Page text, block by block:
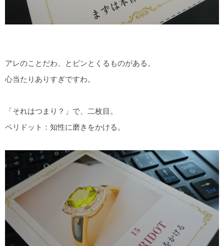
アレのことだわ、とピンとくるものがある。
心当たりありすぎですわ。
「それはつまり？」で、二枚目。
ペリドット：知性に磨きをかける。